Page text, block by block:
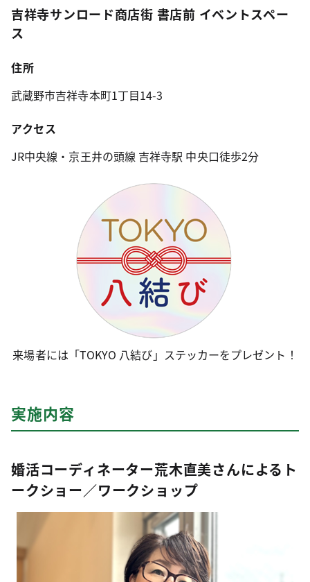
吉祥寺サンロード商店街 書店前 イベントスペー
ス
住所
武蔵野市吉祥寺本町1丁目14-3
アクセス
JR中央線・京王井の頭線 吉祥寺駅 中央口徒歩2分
来場者には「TOKYO 八結び」ステッカーをプレゼント！
実施内容
婚活コーディネーター荒木直美さんによるト
ークショー／ワークショップ